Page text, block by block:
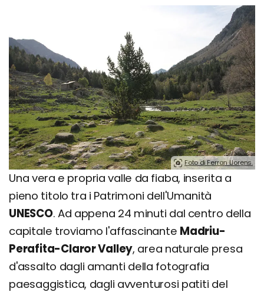
Foto di Ferran Llorens.
Una vera e propria valle da fiaba, inserita a
pieno titolo tra i Patrimoni dell'Umanità
UNESCO. Ad appena 24 minuti dal centro della
capitale troviamo l'affascinante Madriu-
Perafita-Claror Valley, area naturale presa
d'assalto dagli amanti della fotografia
paesaggistica, dagli avventurosi patiti del